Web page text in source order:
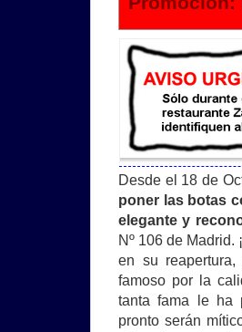
Desde el 18 de
poner las botas
elegante y
Nº 106 de
en su
famoso por la
tanta fama le ha
pronto serán